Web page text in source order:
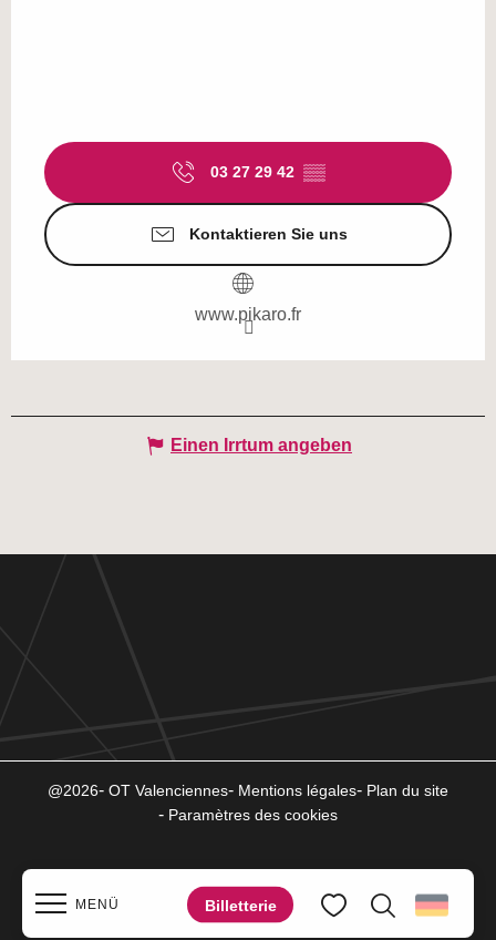
MENÜ Billetterie
03 27 29 42 ▒▒
Kontaktieren Sie uns
www.pikaro.fr
Einen Irrtum angeben
@2026 OT Valenciennes Mentions légales
Plan du site
Paramètres des cookies